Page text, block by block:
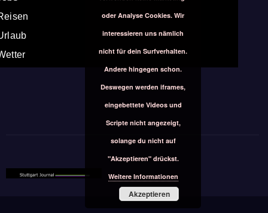
oder Analyse Cookies. Wir
interessieren uns nämlich
nicht für dein Surfverhalten.
Andere hingegen schon.
Deswegen werden iframes,
eingebettete Videos und
Scripte nicht angezeigt,
solange du nicht auf
"Akzeptieren" drückst.
Weitere Informationen
Akzeptieren